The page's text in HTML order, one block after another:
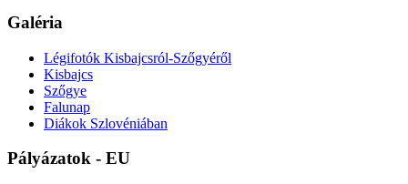
Galéria
Légifotók Kisbajcsról-Szőgyéről
Kisbajcs
Szőgye
Falunap
Diákok Szlovéniában
Pályázatok - EU